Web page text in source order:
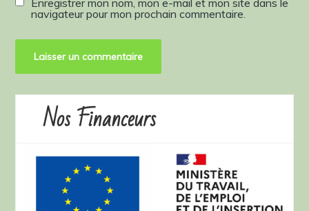
Enregistrer mon nom, mon e-mail et mon site dans le
navigateur pour mon prochain commentaire.
Nos Financeurs